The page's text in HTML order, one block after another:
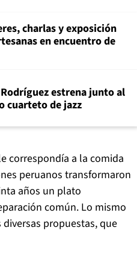
charlas y exposición
en encuentro de
estrena junto al
cuarteto de jazz
correspondía a la comida
peruanos transformaron
años un plato
común. Lo mismo
propuestas, que